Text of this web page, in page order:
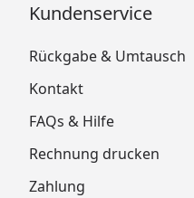
Kundenservice
Rückgabe & Umtausch
Kontakt
FAQs & Hilfe
Rechnung drucken
Zahlung